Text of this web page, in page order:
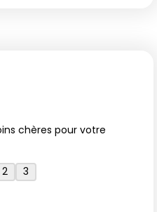
chères pour votre
2 3